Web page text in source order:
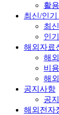
활
최신/인
최
인
해외자료
해
비
해
공지사항
공
해외전자